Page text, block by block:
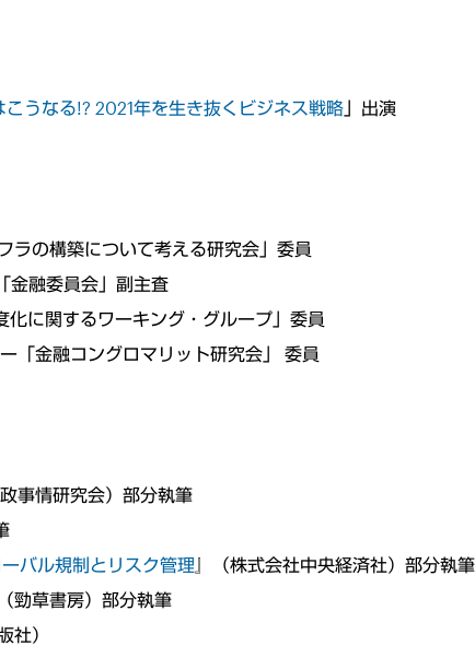
こうなる!? 2021年を生き抜くビジネス戦略 」出演
の構築について考える研究会」委員
融委員会」副主査
に関するワーキング・グループ」委員
金融コングロマリット研究会」 委員
事情研究会）部分執筆
バル規制とリスク管理 』（株式会社中央経済社）部分執筆
勁草書房）部分執筆
社）